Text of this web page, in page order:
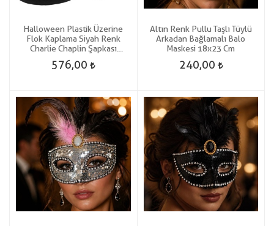
Halloween Plastik Üzerine
Flok Kaplama Siyah Renk
Charlie Chaplin Şapkası
Yetişkin-Çocuk Uyumlu 6 Adet
Gösteri
576,00
Altın Renk Pullu Taşlı Tüylü
Arkadan Bağlamalı Balo
Maskesi 18x23 Cm
240,00